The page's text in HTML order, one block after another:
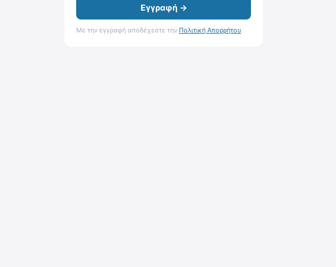
Εγγραφή →
Με την εγγραφή αποδέχεστε την Πολιτική Απορρήτου.